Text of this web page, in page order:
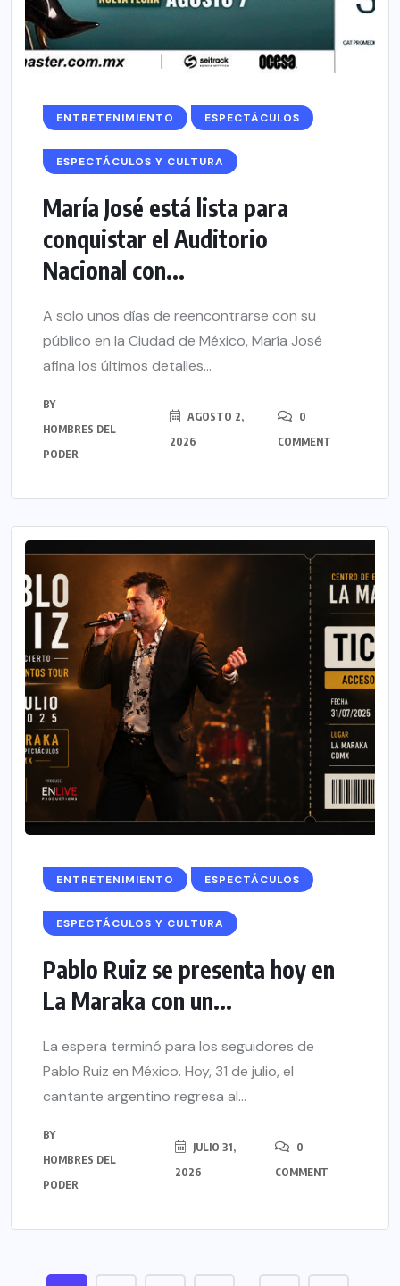
ENTRETENIMIENTO ESPECTÁCULOS
ESPECTÁCULOS Y CULTURA
María José está lista para
conquistar el Auditorio
Nacional con...
A solo unos días de reencontrarse con su
público en la Ciudad de México, María José
afina los últimos detalles...
BY
HOMBRES DEL
PODER
AGOSTO 2,
2026
0
COMMENT
ENTRETENIMIENTO ESPECTÁCULOS
ESPECTÁCULOS Y CULTURA
Pablo Ruiz se presenta hoy en
La Maraka con un...
La espera terminó para los seguidores de
Pablo Ruiz en México. Hoy, 31 de julio, el
cantante argentino regresa al...
BY
HOMBRES DEL
PODER
JULIO 31,
2026
0
COMMENT